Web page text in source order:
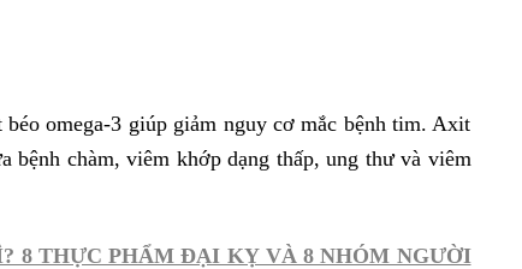
omega-3 giúp giảm nguy cơ mắc bệnh tim. Axit
bệnh chàm, viêm khớp dạng thấp, ung thư và viêm
8 THỰC PHẨM ĐẠI KỴ VÀ 8 NHÓM NGƯỜI